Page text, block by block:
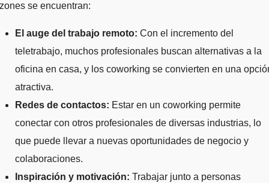
se encuentran:
El auge del trabajo remoto: Con el incremento del
teletrabajo, muchos profesionales buscan alternativas a la
oficina en casa, y los coworking se convierten en una
atractiva.
Redes de contactos: Estar en un coworking permite
conectar con otros profesionales de diversas industrias, lo
que puede llevar a nuevas oportunidades de negocio y
colaboraciones.
Inspiración y motivación: Trabajar junto a personas